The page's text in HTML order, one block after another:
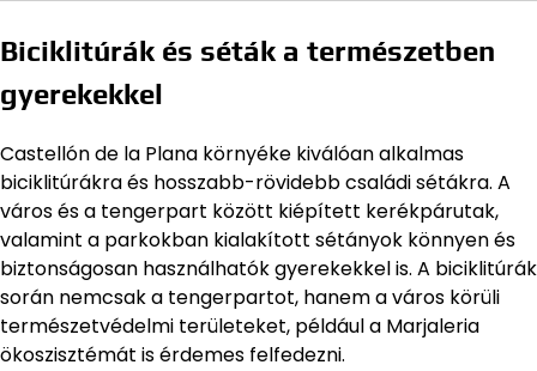
Biciklitúrák és séták a természetben
gyerekekkel
Castellón de la Plana környéke kiválóan alkalmas
biciklitúrákra és hosszabb-rövidebb családi sétákra. A
város és a tengerpart között kiépített kerékpárutak,
valamint a parkokban kialakított sétányok könnyen és
biztonságosan használhatók gyerekekkel is. A biciklitúrák
során nemcsak a tengerpartot, hanem a város körüli
természetvédelmi területeket, például a Marjaleria
ökoszisztémát is érdemes felfedezni.